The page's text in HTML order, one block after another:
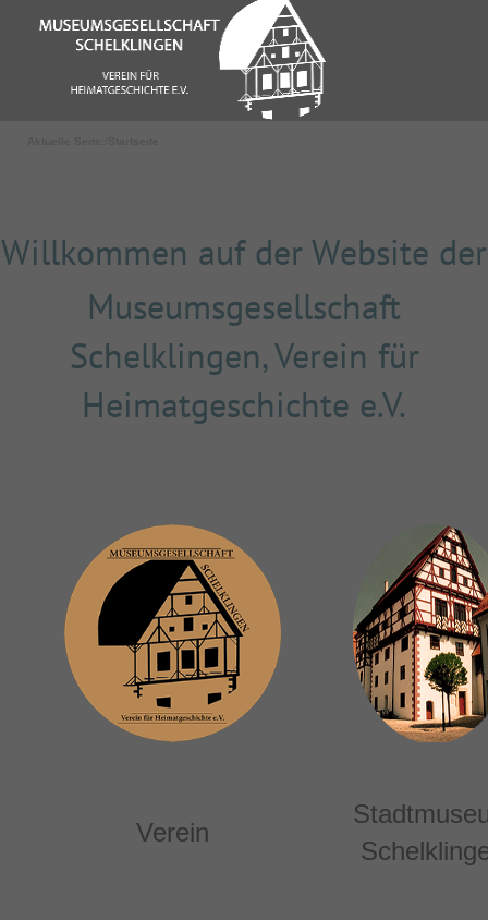
Willkommen auf der Website der
Museumsgesellschaft
Schelklingen, Verein für
Heimatgeschichte e.V.
Verein